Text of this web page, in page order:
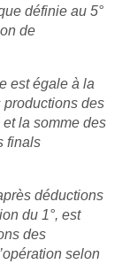
définie au 5°
de
est égale à la
productions des
la somme des
finals
déductions
du 1°, est
des
selon